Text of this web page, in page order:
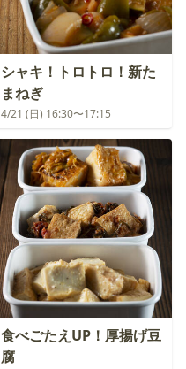
シャキ！トロトロ！新た
まねぎ
4/21 (日) 16:30〜17:15
食べごたえUP！厚揚げ豆
腐